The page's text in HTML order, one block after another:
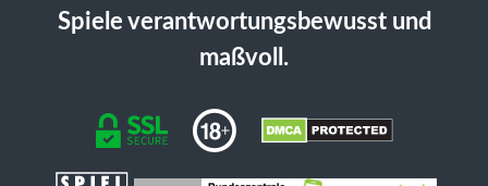
Spiele verantwortungsbewusst und
maßvoll.